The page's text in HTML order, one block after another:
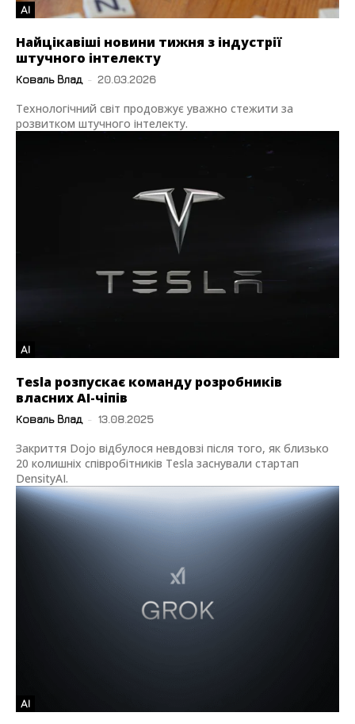
AI
Найцікавіші новини тижня з індустрії
штучного інтелекту
Коваль Влад - 20.03.2026
Технологічний світ продовжує уважно стежити за
розвитком штучного інтелекту.
AI
Tesla розпускає команду розробників
власних AI-чіпів
Коваль Влад - 13.08.2025
Закриття Dojo відбулося невдовзі після того, як близько
20 колишніх співробітників Tesla заснували стартап
DensityAI.
AI